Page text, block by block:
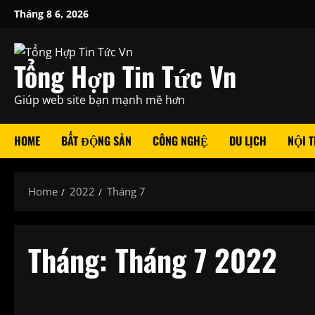
Skip
content
Tháng 8 6, 2026
Tổng Hợp Tin Tức Vn
Giúp web site bạn mạnh mẽ hơn
HOME BẤT ĐỘNG SẢN CÔNG NGHỆ DU LỊCH NỘI
Home 2022 Tháng 7
Tháng: Tháng 7 2022